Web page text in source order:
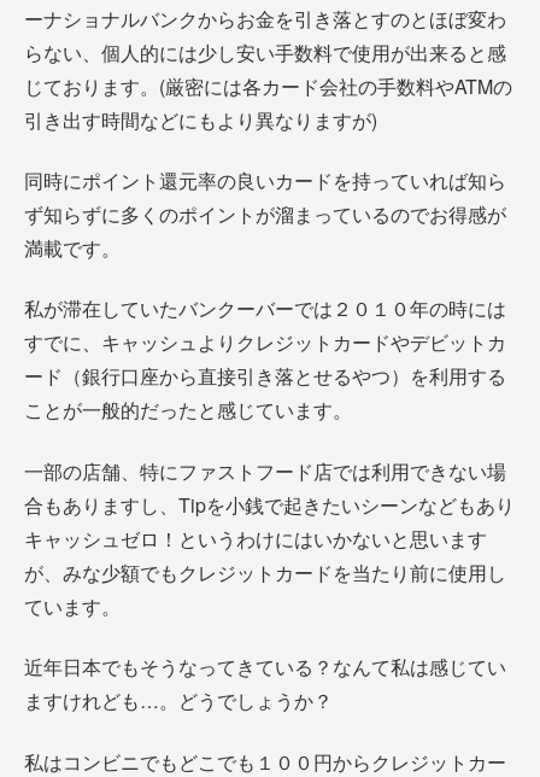
ーナショナルバンクからお金を引き落とすのとほぼ変わ
らない、個人的には少し安い手数料で使用が出来ると感
じております。(厳密には各カード会社の手数料やATMの
引き出す時間などにもより異なりますが)
同時にポイント還元率の良いカードを持っていれば知ら
ず知らずに多くのポイントが溜まっているのでお得感が
満載です。
私が滞在していたバンクーバーでは２０１０年の時には
すでに、キャッシュよりクレジットカードやデビットカ
ード（銀行口座から直接引き落とせるやつ）を利用する
ことが一般的だったと感じています。
一部の店舗、特にファストフード店では利用できない場
合もありますし、Tipを小銭で起きたいシーンなどもあり
キャッシュゼロ！というわけにはいかないと思います
が、みな少額でもクレジットカードを当たり前に使用し
ています。
近年日本でもそうなってきている？なんて私は感じてい
ますけれども…。どうでしょうか？
私はコンビニでもどこでも１００円からクレジットカー